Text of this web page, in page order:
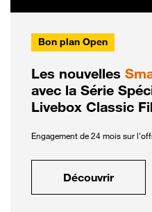
Bon plan Open
Les nouvelles
avec la Série
Livebox Classic
Engagement de 24 mois sur
Découvrir